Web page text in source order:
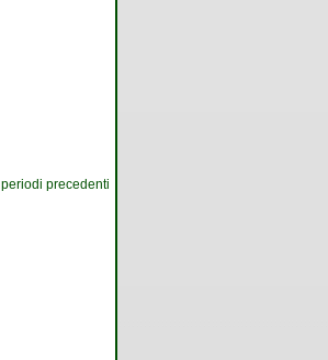
periodi precedenti